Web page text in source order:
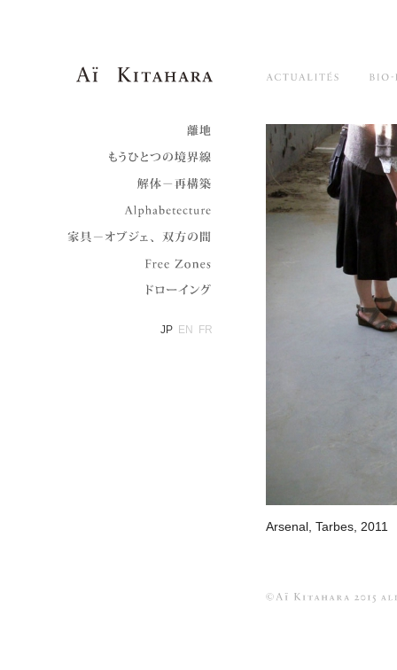
Aï Kitahara
Main menu
Skip to primary content
Skip to secondary content
Actualités
もうひとつの境界線
解体－再構築
Alphabetecture
家具－オブジェ、双方の間
JP EN FR
Arsenal, Tarbes, 2011